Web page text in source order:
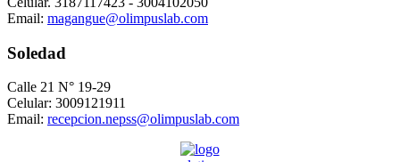
Email: magangue@olimpuslab.com
Soledad
Calle 21 N° 19-29
Celular: 3009121911
Email: recepcion.nepss@olimpuslab.com